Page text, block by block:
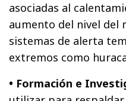
asociadas al
aumento del nivel del
sistemas de alerta
extremos como
• Formación e